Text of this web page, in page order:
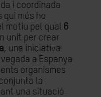
i coordinada
qui més ho
motiu pel qual 6
unit per crear
, una iniciativa
a Espanya
organismes
la
una situació